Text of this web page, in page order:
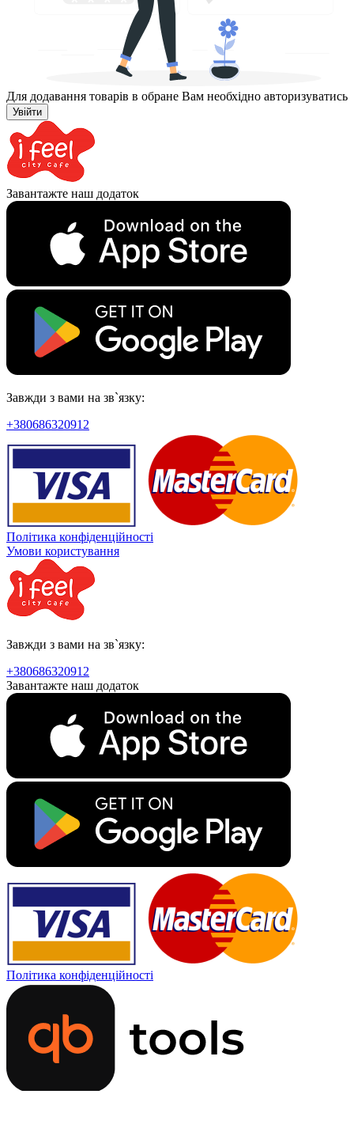
Для додавання товарів в обране Вам необхідно авторизуватись
Увійти
Завантажте наш додаток
Завжди з вами на зв`язку:
+380686320912
Політика конфіденційності
Умови користування
Завжди з вами на зв`язку:
+380686320912
Завантажте наш додаток
Політика конфіденційності